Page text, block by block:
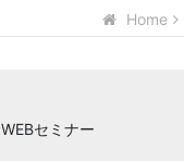
Home
WEBセミナー